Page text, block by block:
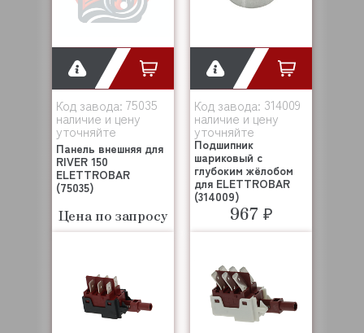
Код завода: 75035
наличие и цену
уточняйте
Панель внешняя для
RIVER 150
ELETTROBAR
(75035)
Цена по запросу
Код завода: 314009
наличие и цену
уточняйте
Подшипник
шариковый с
глубоким жёлобом
для ELETTROBAR
(314009)
967 ₽